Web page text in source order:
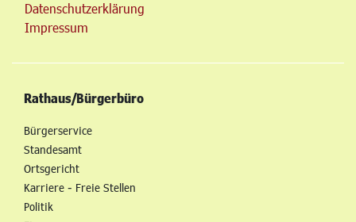
Datenschutzerklärung
Impressum
Rathaus/Bürgerbüro
Bürgerservice
Standesamt
Ortsgericht
Karriere - Freie Stellen
Politik